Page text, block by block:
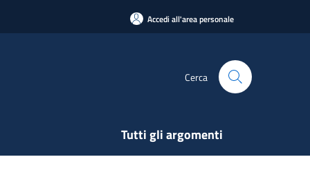
Accedi all'area personale
Cerca
Tutti gli argomenti